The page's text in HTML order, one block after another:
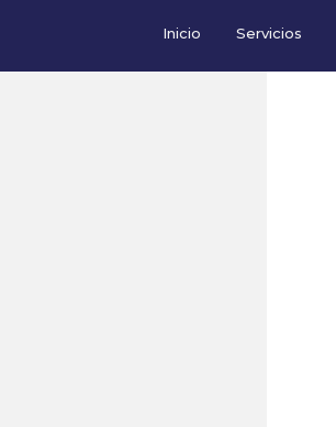
Inicio Servicios